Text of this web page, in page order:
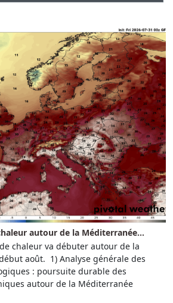
autour de la Méditerranée...
chaleur va débuter autour de la
août. 1) Analyse générale des
: poursuite durable des
autour de la Méditerranée